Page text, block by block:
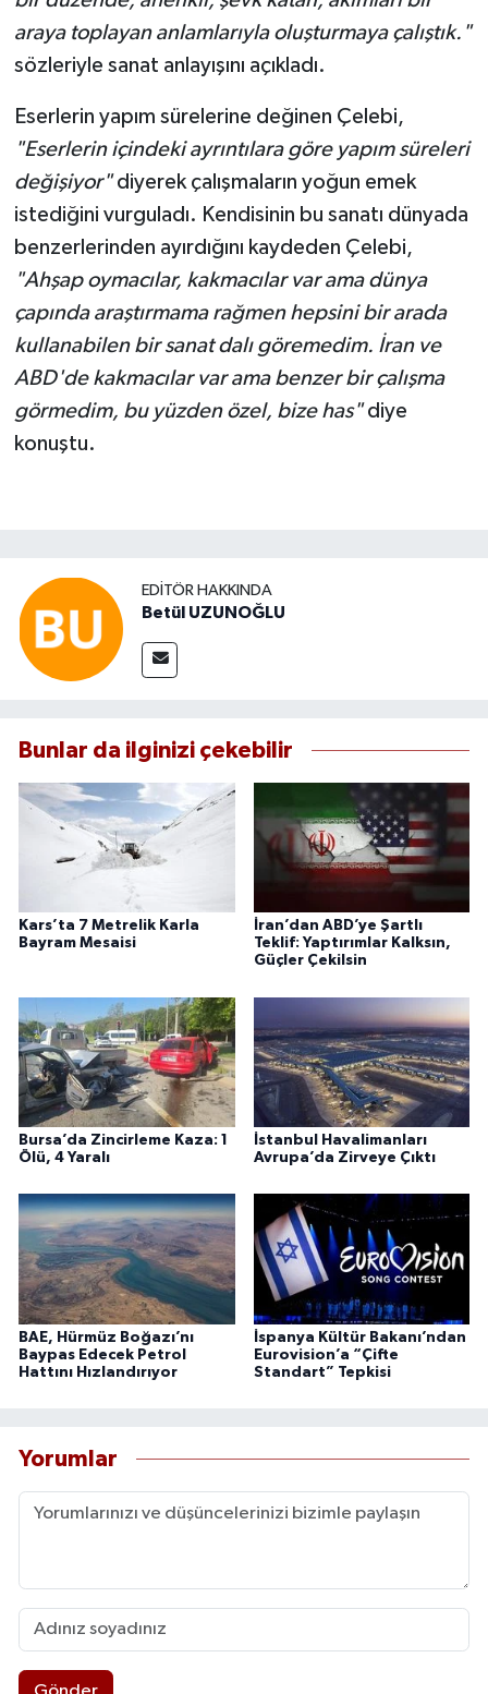
araya toplayan anlamlarıyla oluşturmaya çalıştık."
sözleriyle sanat anlayışını açıkladı.
Eserlerin yapım sürelerine değinen Çelebi,
"Eserlerin içindeki ayrıntılara göre yapım süreleri
değişiyor"diyerek çalışmaların yoğun emek
istediğini vurguladı. Kendisinin bu sanatı dünyada
benzerlerinden ayırdığını kaydeden Çelebi,
"Ahşap oymacılar, kakmacılar var ama dünya
çapında araştırmama rağmen hepsini bir arada
kullanabilen bir sanat dalı göremedim. İran ve
ABD'de kakmacılar var ama benzer bir çalışma
görmedim, bu yüzden özel, bize has"diye
konuştu.
EDITÖR HAKKINDA
Betül UZUNOĞLU
Bunlar da ilginizi çekebilir
Kars’ta 7 Metrelik Karla
Bayram Mesaisi
İran’dan ABD’ye Şartlı
Teklif: Yaptırımlar Kalksın,
Güçler Çekilsin
Bursa’da Zincirleme Kaza: 1
Ölü, 4 Yaralı
İstanbul Havalimanları
Avrupa’da Zirveye Çıktı
BAE, Hürmüz Boğazı’nı
Baypas Edecek Petrol
Hattını Hızlandırıyor
İspanya Kültür Bakanı’ndan
Eurovision’a “Çifte
Standart” Tepkisi
Yorumlar